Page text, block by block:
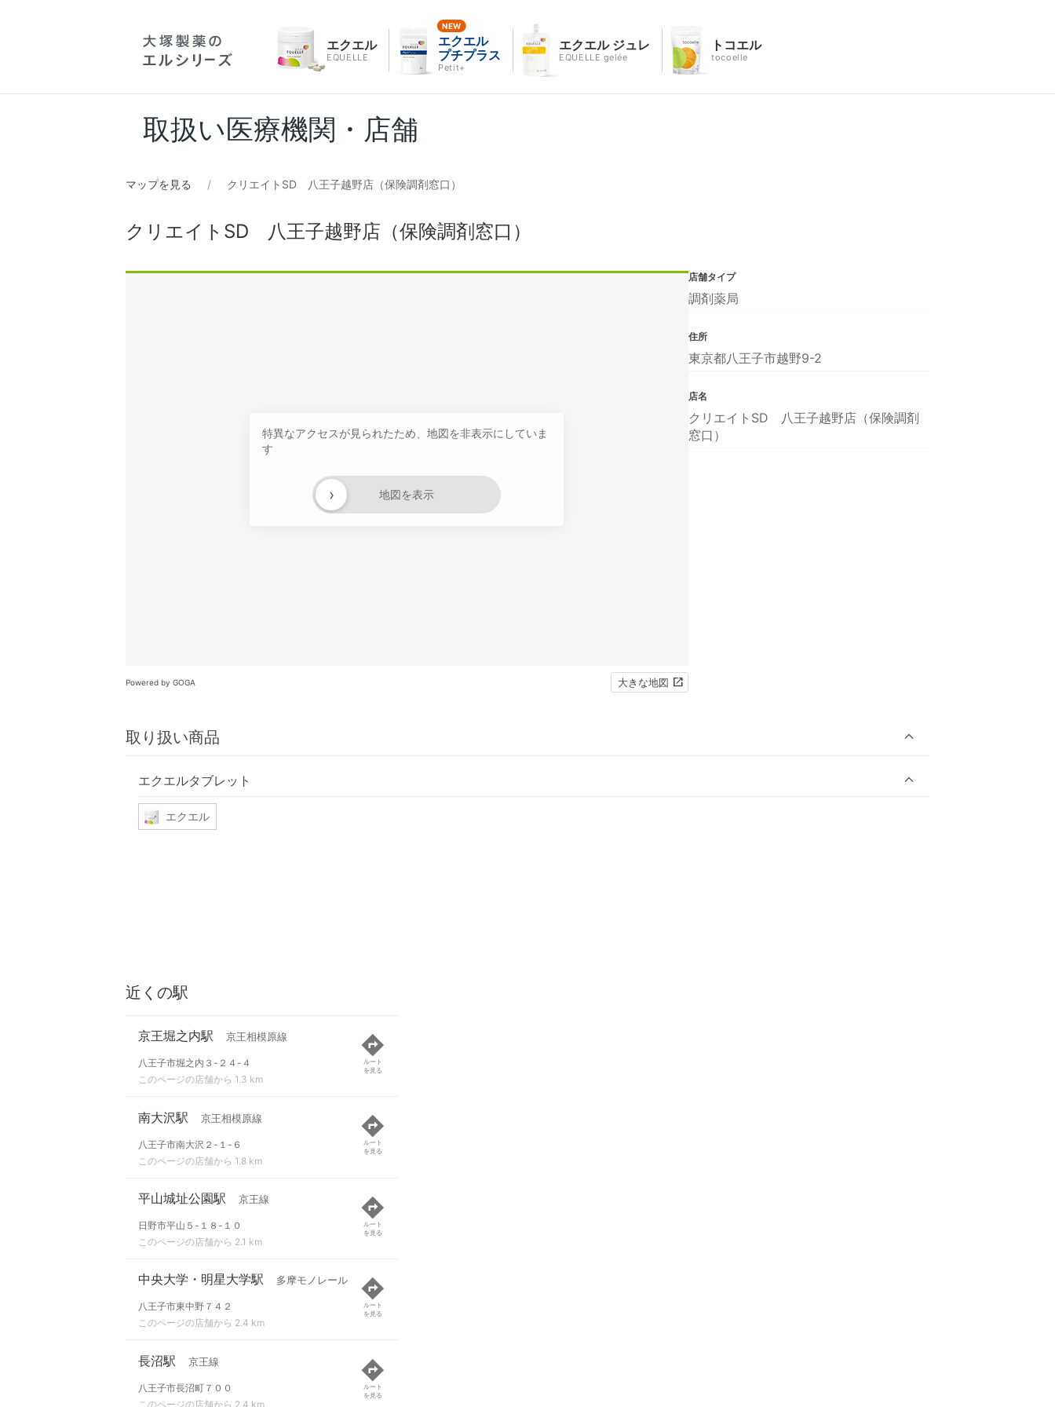
エクエル
EQUELLE
エクエル
プチプラス
Petit+
エクエル ジュレ
EQUELLE gelée
トコエル
tocoelle
取扱い医療機関・店舗
マップを見る クリエイトSD 八王子越野店（保険調剤窓口）
クリエイトSD 八王子越野店（保険調剤窓口）
特異なアクセスが見られたため、地図を非表示にしていま
す
地図を表示
›
Powered by GOGA 大きな地図
取り扱い商品
エクエルタブレット
エクエル
店舗タイプ
調剤薬局
住所
東京都八王子市越野9-2
店名
クリエイトSD 八王子越野店（保険調剤
窓口）
近くの駅
京王堀之内駅 京王相模原線
八王子市堀之内３-２４-４
このページの店舗から 1.3 km
ルート
を見る
南大沢駅 京王相模原線
八王子市南大沢２-１-６
このページの店舗から 1.8 km
ルート
を見る
平山城址公園駅 京王線
日野市平山５-１８-１０
このページの店舗から 2.1 km
ルート
を見る
中央大学・明星大学駅 多摩モノレール
八王子市東中野７４２
このページの店舗から 2.4 km
ルート
を見る
長沼駅 京王線
八王子市長沼町７００
このページの店舗から 2.4 km
ルート
を見る